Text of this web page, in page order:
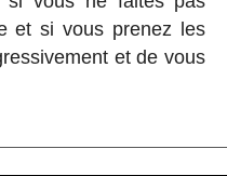
et si vous prenez les
et de vous